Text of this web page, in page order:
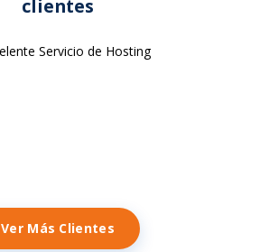
clientes
Ver Más Clientes